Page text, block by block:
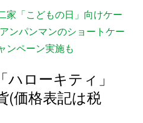
家「こどもの日」向けケー
ンパンマンのショートケー
ンペーン実施も
ハローキティ」
(価格表記は税